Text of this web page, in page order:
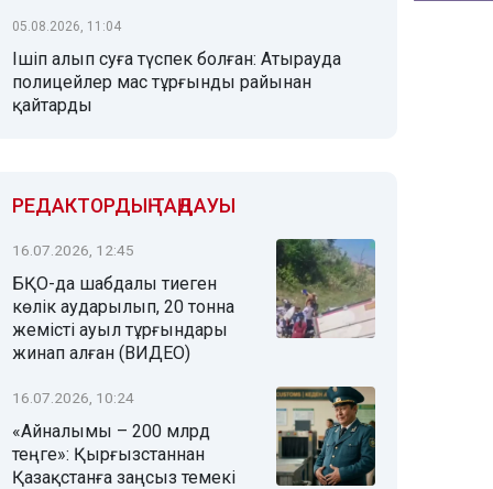
05.08.2026, 11:04
Ішіп алып суға түспек болған: Атырауда
полицейлер мас тұрғынды райынан
қайтарды
РЕДАКТОРДЫҢ ТАҢДАУЫ
16.07.2026, 12:45
БҚО-да шабдалы тиеген
көлік аударылып, 20 тонна
жемісті ауыл тұрғындары
жинап алған (ВИДЕО)
16.07.2026, 10:24
«Айналымы – 200 млрд
теңге»: Қырғызстаннан
Қазақстанға заңсыз темекі